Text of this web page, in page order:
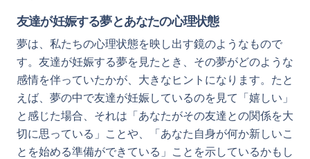
友達が妊娠する夢とあなたの心理状態
夢は、私たちの心理状態を映し出す鏡のようなもので
す。友達が妊娠する夢を見たとき、その夢がどのような
感情を伴っていたかが、大きなヒントになります。たと
えば、夢の中で友達が妊娠しているのを見て「嬉しい」
と感じた場合、それは「あなたがその友達との関係を大
切に思っている」ことや、「あなた自身が何か新しいこ
とを始める準備ができている」ことを示しているかもし